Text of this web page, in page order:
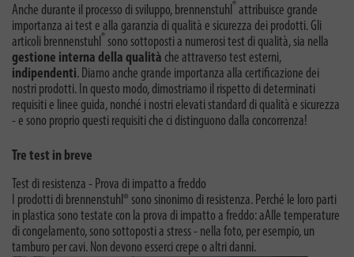
Anche durante il processo di sviluppo, brennenstuhl® attribuisce grande
importanza ai test e alla garanzia di qualità e sicurezza dei prodotti. Gli
articoli brennenstuhl® sono sottoposti a numerosi test di qualità, sia nella
gestione interna della qualità che attraverso test esterni,
indipendenti. Diamo anche grande importanza alla certificazione dei
nostri prodotti. In questo modo, dimostriamo il rispetto di determinati
requisiti e linee guida, nonché i nostri elevati standard di qualità e sicurezza
- e sono proprio questi requisiti che ci distinguono dalla concorrenza!
Tre test in breve
Test di resistenza - Prova di impatto a freddo
I prodotti di brennenstuhl® sono sinonimo di resistenza. Perché le loro parti
in plastica sono testate con la prova di impatto a freddo: aAlle temperature
di congelamento, sono sottoposti a stress - nella foto, per esempio, un
tamburo per cavi. Non devono esserci crepe o altri danni.